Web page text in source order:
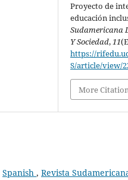
Proyecto de
educación
Sudamericana
Y Sociedad,11
https://
S/article/view/
More
Spanish , Revista